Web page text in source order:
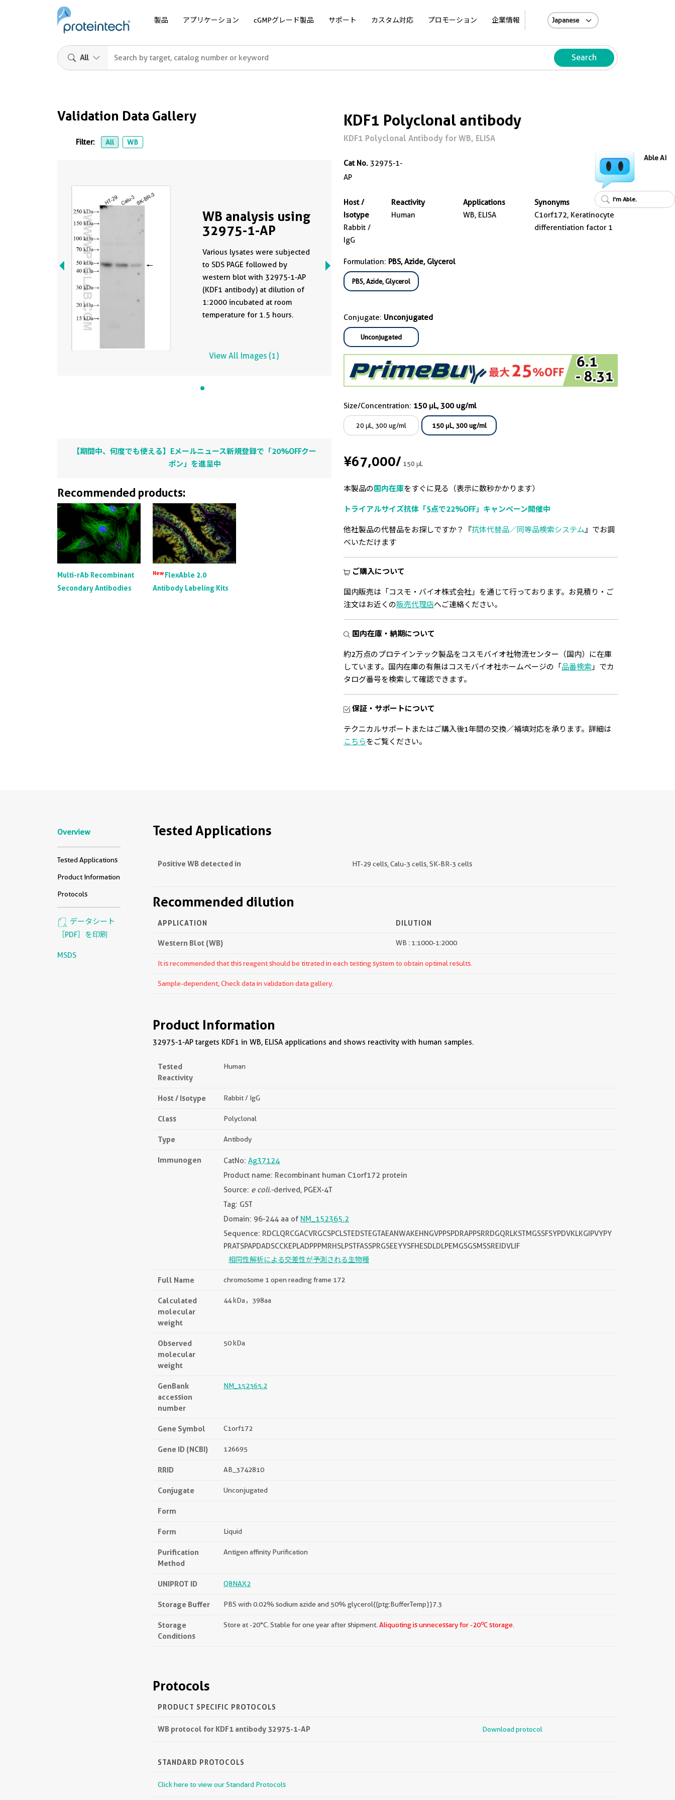
製品 アプリケーション cGMPグレード製品 サポート カスタム対応 プロモーション 企業情報
All Search
Validation Data Gallery
Filter: All WB
WB analysis using
32975-1-AP
Various lysates were subjected
to SDS PAGE followed by
western blot with 32975-1-AP
(KDF1 antibody) at dilution of
1:2000 incubated at room
temperature for 1.5 hours.
View All Images (1)
【期間中、何度でも使える】Eメールニュース新規登録で「20%OFFクー
ポン」を進呈中
Recommended products:
Multi-rAb Recombinant
Secondary Antibodies
NewFlexAble 2.0
Antibody Labeling Kits
KDF1 Polyclonal antibody
KDF1 Polyclonal Antibody for WB, ELISA
Cat No. 32975-1-
AP
Host /
Isotype
Rabbit /
IgG
Reactivity
Human
Applications
WB, ELISA
Synonyms
C1orf172, Keratinocyte
differentiation factor 1
Formulation: PBS, Azide, Glycerol
PBS, Azide, Glycerol
Conjugate: Unconjugated
Unconjugated
Size/Concentration: 150 μL, 300 ug/ml
20 μL, 300 ug/ml 150 μL, 300 ug/ml
¥67,000/150 μL
本製品の 国内在庫をすぐに見る（表示に数秒かかります）
トライアルサイズ抗体「5点で22%OFF」キャンペーン開催中
他社製品の代替品をお探しですか？『抗体代替品／同等品検索システム』でお調
べいただけます
ご購入について
国内販売は「コスモ・バイオ株式会社」を通じて行っております。お見積り・ご
注文はお近くの販売代理店へご連絡ください。
国内在庫・納期について
約2万点のプロテインテック製品をコスモバイオ社物流センター（国内）に在庫
しています。国内在庫の有無はコスモバイオ社ホームページの「 品番検索 」でカ
タログ番号を検索して確認できます。
保証・サポートについて
テクニカルサポートまたはご購入後1年間の交換／補填対応を承ります。詳細は
こちらをご覧ください。
Overview
Tested Applications
Product Information
Protocols
データシート
［PDF］を印刷
MSDS
Tested Applications
Positive WB detected in HT-29 cells, Calu-3 cells, SK-BR-3 cells
Recommended dilution
APPLICATION DILUTION
Western Blot (WB) WB : 1:1000-1:2000
It is recommended that this reagent should be titrated in each testing system to obtain optimal results.
Sample-dependent, Check data in validation data gallery.
Product Information
32975-1-AP targets KDF1 in WB, ELISA applications and shows reactivity with human samples.
Tested
Reactivity
Human
Host / Isotype Rabbit / IgG
Class Polyclonal
Type Antibody
Immunogen CatNo: Ag37124
Product name: Recombinant human C1orf172 protein
Source: e coli.-derived, PGEX-4T
Tag: GST
Domain: 96-244 aa of NM_152365.2
Sequence: RDCLQRCGACVRGCSPCLSTEDSTEGTAEANWAKEHNGVPPSPDRAPPSRRDGQRLKSTMGSSFSYPDVKLKGIPVYPY
PRATSPAPDADSCCKEPLADPPPMRHSLPSTFASSPRGSEEYYSFHESDLDLPEMGSGSMSSREIDVLIF
相同性解析による交差性が予測される生物種
Full Name chromosome 1 open reading frame 172
Calculated
molecular
weight
44 kDa，398aa
Observed
molecular
weight
50 kDa
GenBank
accession
number
NM_152365.2
Gene Symbol C1orf172
Gene ID (NCBI) 126695
RRID AB_3742810
Conjugate Unconjugated
Form
Form Liquid
Purification
Method
Antigen affinity Purification
UNIPROT ID Q8NAX2
Storage Buffer PBS with 0.02% sodium azide and 50% glycerol{{ptg:BufferTemp}}7.3
Storage
Conditions
Store at -20°C. Stable for one year after shipment. Aliquoting is unnecessary for -20oC storage.
Protocols
PRODUCT SPECIFIC PROTOCOLS
WB protocol for KDF1 antibody 32975-1-AP Download protocol
STANDARD PROTOCOLS
Click here to view our Standard Protocols
Able AI
I'm Able.